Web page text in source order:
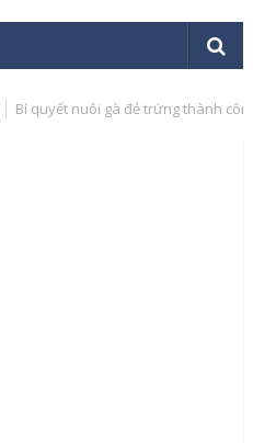
Bí quyết nuôi gà đẻ trứng thành